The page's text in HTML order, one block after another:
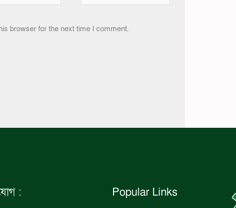
browser for the next time I comment.
: Popular Links